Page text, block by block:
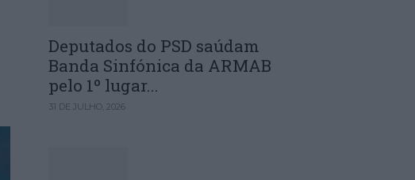
Deputados do PSD saúdam
Banda Sinfónica da ARMAB
pelo 1º lugar...
31 DE JULHO, 2026